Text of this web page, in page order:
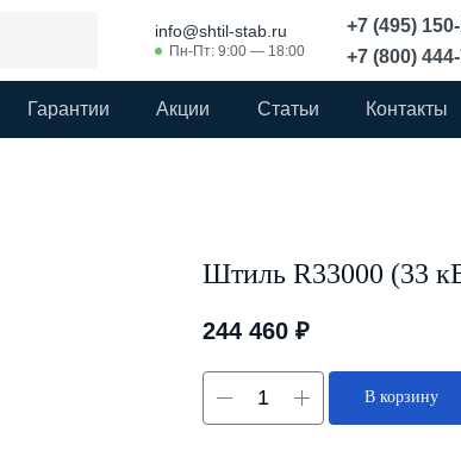
+7 (495)
info@shtil-stab.ru
Пн-Пт: 9:00 — 18:00 +7 (800)
Гарантии Акции Статьи Контакты
Штиль R33000 (33
244 460 ₽
В корзину